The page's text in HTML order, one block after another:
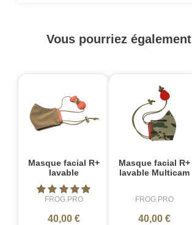
Vous pourriez également
Masque facial R+
lavable
FROG.PRO
40,00 €
Masque facial R+
lavable Multicam
FROG.PRO
40,00 €